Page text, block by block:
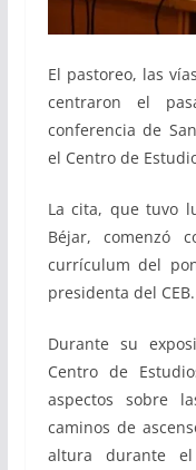
El pastoreo, las
centraron el
conferencia de
el Centro de
La cita, que tuvo
Béjar, comenzó
currículum del
presidenta del CEB.
Durante su
Centro de
aspectos sobre
caminos de
altura durante